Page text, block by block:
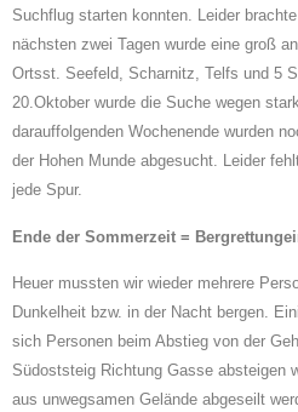
Suchflug starten konnten. Leider
nächsten zwei Tagen wurde eine groß
Ortsst. Seefeld, Scharnitz, Telfs und 5
20.Oktober wurde die Suche wegen
darauffolgenden Wochenende wurden
der Hohen Munde abgesucht. Leider
jede Spur.
Ende der Sommerzeit =
Heuer mussten wir wieder mehrere
Dunkelheit bzw. in der Nacht bergen.
sich Personen beim Abstieg von der
Südoststeig Richtung Gasse absteigen
aus unwegsamen Gelände abgeseilt